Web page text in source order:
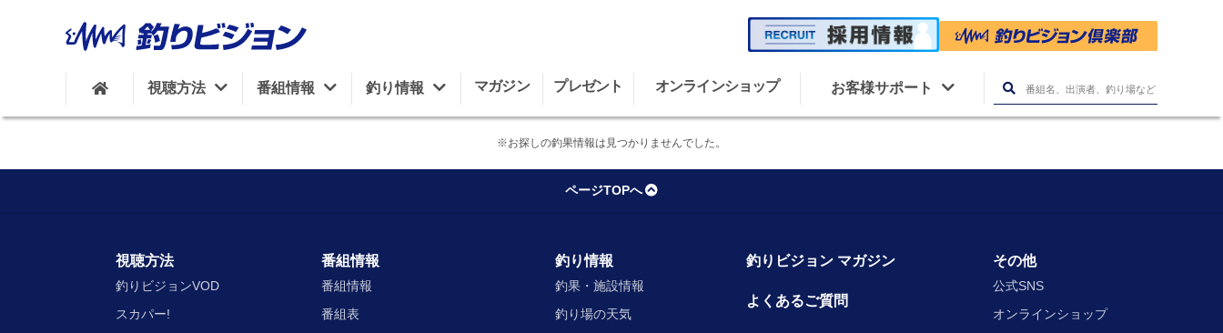
視聴方法 番組情報 釣り情報 マガジン プレゼント オンラインショップ お客様サポート
※お探しの釣果情報は見つかりませんでした。
ページTOPへ
視聴方法
釣りビジョンVOD
スカパー!
番組情報
番組情報
番組表
釣り情報
釣果・施設情報
釣り場の天気
釣りビジョン マガジン
よくあるご質問
その他
公式SNS
オンラインショップ